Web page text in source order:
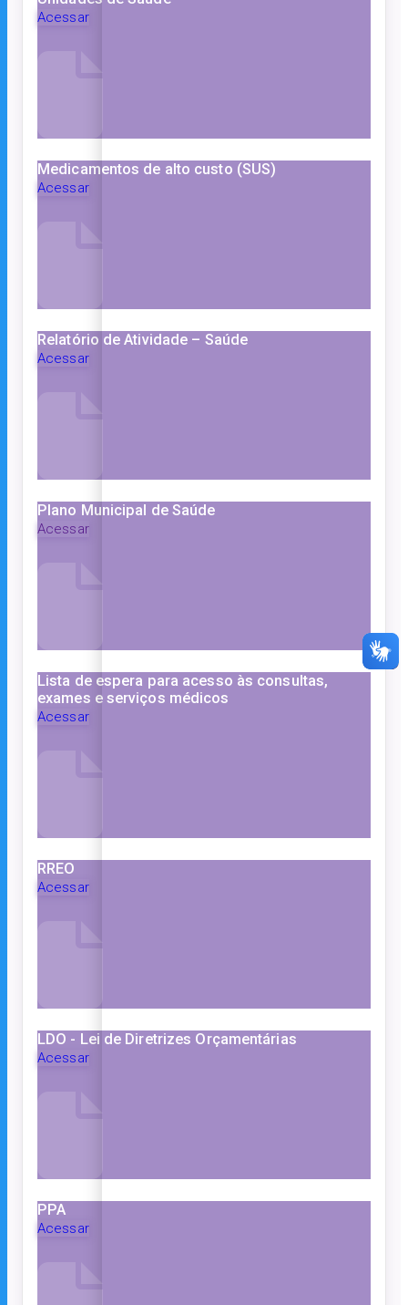
Acessar
Medicamentos de alto custo (SUS)
Acessar
Relatório de Atividade – Saúde
Acessar
Plano Municipal de Saúde
Acessar
Lista de espera para acesso às consultas,
exames e serviços médicos
Acessar
RREO
Acessar
LDO - Lei de Diretrizes Orçamentárias
Acessar
PPA
Acessar